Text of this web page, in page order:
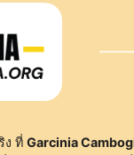
ง ที่ Garcinia